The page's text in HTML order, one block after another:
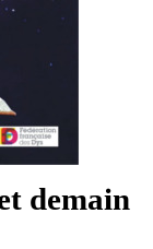
demain